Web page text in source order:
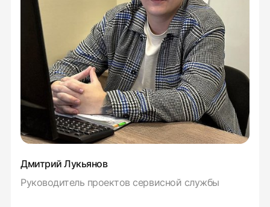
Дмитрий Лукьянов
Руководитель проектов сервисной службы